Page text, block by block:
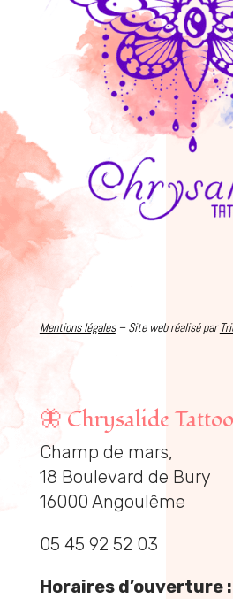
Mentions légales– Site web réalisé par
🦋Chrysalide Tattoo
Champ de mars,
18 Boulevard de Bury
16000 Angoulême
05 45 92 52 03
Horaires d’ouverture :